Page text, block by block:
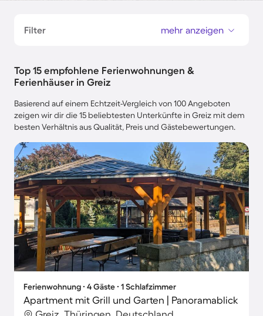
Filter mehr anzeigen
Top 15 empfohlene Ferienwohnungen &
Ferienhäuser in Greiz
Basierend auf einem Echtzeit-Vergleich von 100 Angeboten
zeigen wir dir die 15 beliebtesten Unterkünfte in Greiz mit dem
besten Verhältnis aus Qualität, Preis und Gästebewertungen.
Ferienwohnung ∙ 4 Gäste ∙ 1 Schlafzimmer
Apartment mit Grill und Garten | Panoramablick